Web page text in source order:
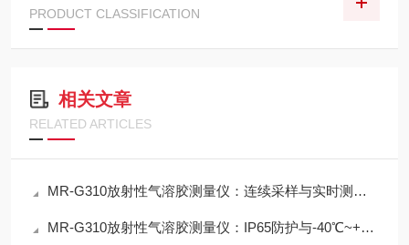
PRODUCT CLASSIFICATION
相关文章
RELATED ARTICLES
MR-G310放射性气溶胶测量仪：连续采样与实时测量一体化设计
MR-G310放射性气溶胶测量仪：IP65防护与-40℃~+50℃宽温工作能力